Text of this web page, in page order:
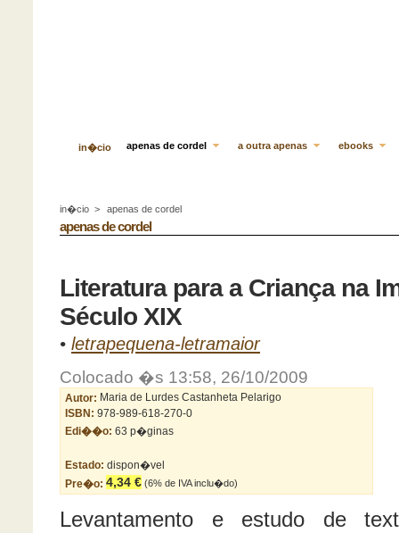
in�cio apenas de cordel a outra apenas ebooks
in�cio > apenas de cordel
apenas de cordel
Literatura para a Criança na
Século XIX
• letrapequena-letramaior
Colocado �s 13:58, 26/10/2009
Autor: Maria de Lurdes Castanheta Pelarigo
ISBN: 978-989-618-270-0
Edi��o: 63 p�ginas
Estado: dispon�vel
Pre�o: 4,34 € (6% de IVA inclu�do)
Levantamento e estudo de